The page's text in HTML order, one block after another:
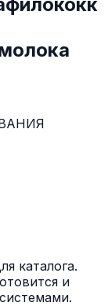
каталога.
и